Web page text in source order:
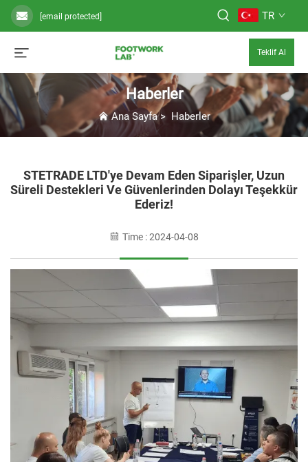
[email protected] TR
Teklif Al
Haberler
Ana Sayfa> Haberler
STETRADE LTD'ye Devam Eden Siparişler, Uzun
Süreli Destekleri Ve Güvenlerinden Dolayı Teşekkür
Ederiz!
Time : 2024-04-08